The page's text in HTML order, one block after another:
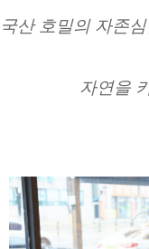
국산 호밀의 자존
자연을